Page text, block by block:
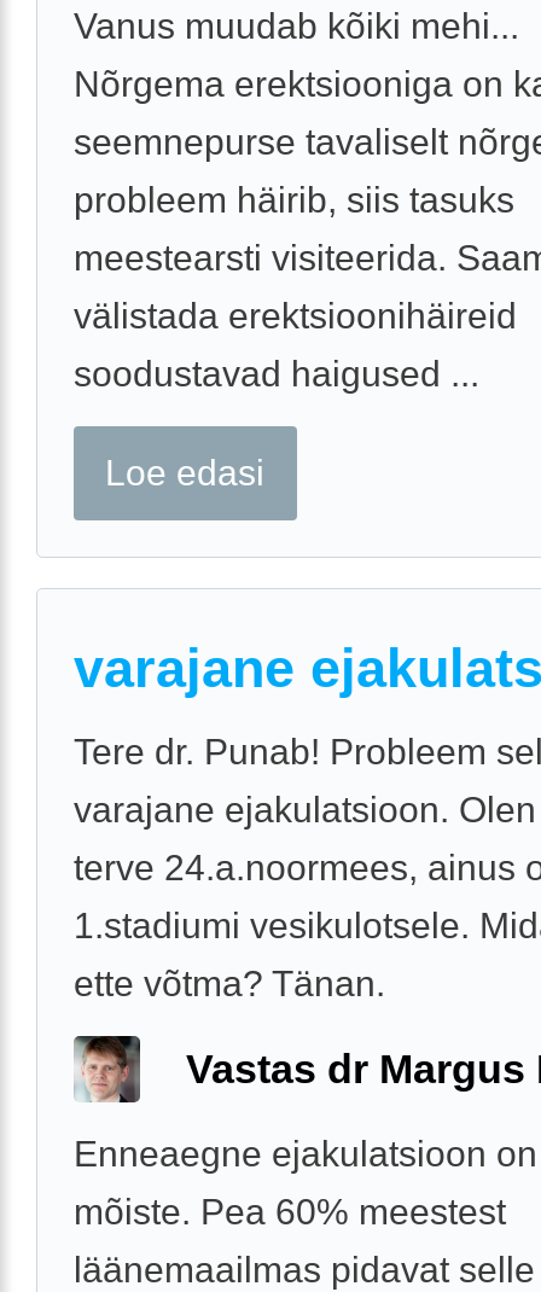
Vanus muudab kõiki mehi...
Nõrgema erektsiooniga on
seemnepurse tavaliselt
probleem häirib, siis tasuks
meestearsti visiteerida.
välistada erektsioonihäireid
soodustavad haigused ...
Loe edasi
varajane
Tere dr. Punab! Probleem
varajane ejakulatsioon.
terve 24.a.noormees, ainus
1.stadiumi vesikulotsele.
ette võtma? Tänan.
Vastas dr Margus
Enneaegne ejakulatsioon
mõiste. Pea 60% meestest
läänemaailmas pidavat